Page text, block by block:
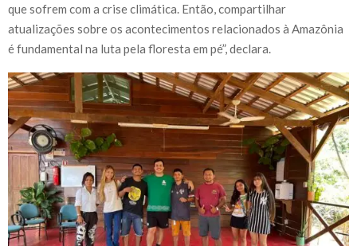
que sofrem com a crise climática. Então, compartilhar
atualizações sobre os acontecimentos relacionados à Amazônia
é fundamental na luta pela floresta em pé”, declara.